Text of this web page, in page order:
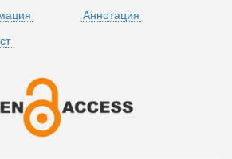
Аннотация